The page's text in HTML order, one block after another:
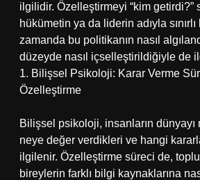
ilgilidir. Özelleştirmeyi “kim getirdi?”
hükümetin ya da liderin adıyla sınırlı
zamanda bu politikanın nasıl
düzeyde nasıl içselleştirildiğiyle de
1. Bilişsel Psikoloji: Karar Verme
Özelleştirme
Bilişsel psikoloji, insanların dünyayı
neye değer verdikleri ve hangi
ilgilenir. Özelleştirme süreci de,
bireylerin farklı bilgi kaynaklarına